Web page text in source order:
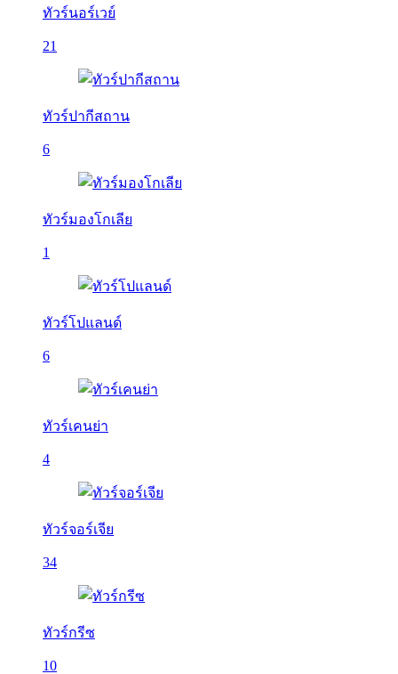
ทัวร์นอร์เวย์
21
ทัวร์ปากีสถาน
6
ทัวร์มองโกเลีย
1
ทัวร์โปแลนด์
6
ทัวร์เคนย่า
4
ทัวร์จอร์เจีย
34
ทัวร์กรีซ
10